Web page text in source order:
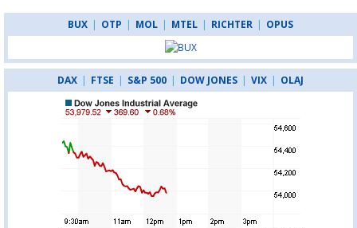
BUX | OTP | MOL | MTEL | RICHTER | OPUS
DAX | FTSE | S&P 500 | DOW JONES | VIX | OLAJ